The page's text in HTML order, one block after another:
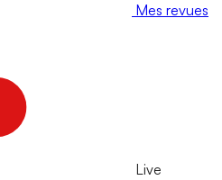
Mes revues
Live